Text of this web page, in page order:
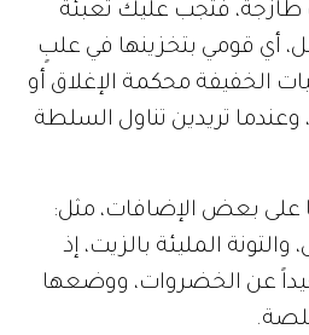
فتجب عليك تعبئة
قومي بتخزينها في علبٍ
الخفيفة محكمة الإغلاق أو
تريدين تناول السلطة
على بعض الإضافات، مثل:
المليئة بالزيت، إذ
عن الخضروات، ووضعها